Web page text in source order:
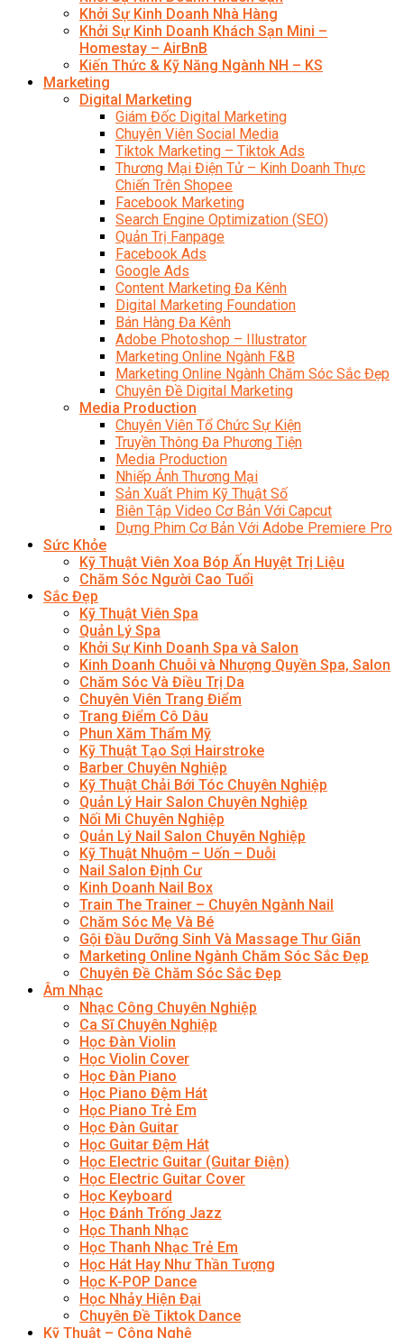
Khởi Sự Kinh Doanh Nhà Hàng
Khởi Sự Kinh Doanh Khách Sạn Mini –
Homestay – AirBnB
Kiến Thức & Kỹ Năng Ngành NH – KS
Marketing
Digital Marketing
Giám Đốc Digital Marketing
Chuyên Viên Social Media
Tiktok Marketing – Tiktok Ads
Thương Mại Điện Tử – Kinh Doanh Thực
Chiến Trên Shopee
Facebook Marketing
Search Engine Optimization (SEO)
Quản Trị Fanpage
Facebook Ads
Google Ads
Content Marketing Đa Kênh
Digital Marketing Foundation
Bán Hàng Đa Kênh
Adobe Photoshop – Illustrator
Marketing Online Ngành F&B
Marketing Online Ngành Chăm Sóc Sắc Đẹp
Chuyên Đề Digital Marketing
Media Production
Chuyên Viên Tổ Chức Sự Kiện
Truyền Thông Đa Phương Tiện
Media Production
Nhiếp Ảnh Thương Mại
Sản Xuất Phim Kỹ Thuật Số
Biên Tập Video Cơ Bản Với Capcut
Dựng Phim Cơ Bản Với Adobe Premiere Pro
Sức Khỏe
Kỹ Thuật Viên Xoa Bóp Ấn Huyệt Trị Liệu
Chăm Sóc Người Cao Tuổi
Sắc Đẹp
Kỹ Thuật Viên Spa
Quản Lý Spa
Khởi Sự Kinh Doanh Spa và Salon
Kinh Doanh Chuỗi và Nhượng Quyền Spa, Salon
Chăm Sóc Và Điều Trị Da
Chuyên Viên Trang Điểm
Trang Điểm Cô Dâu
Phun Xăm Thẩm Mỹ
Kỹ Thuật Tạo Sợi Hairstroke
Barber Chuyên Nghiệp
Kỹ Thuật Chải Bới Tóc Chuyên Nghiệp
Quản Lý Hair Salon Chuyên Nghiệp
Nối Mi Chuyên Nghiệp
Quản Lý Nail Salon Chuyên Nghiệp
Kỹ Thuật Nhuộm – Uốn – Duỗi
Nail Salon Định Cư
Kinh Doanh Nail Box
Train The Trainer – Chuyên Ngành Nail
Chăm Sóc Mẹ Và Bé
Gội Đầu Dưỡng Sinh Và Massage Thư Giãn
Marketing Online Ngành Chăm Sóc Sắc Đẹp
Chuyên Đề Chăm Sóc Sắc Đẹp
Âm Nhạc
Nhạc Công Chuyên Nghiệp
Ca Sĩ Chuyên Nghiệp
Học Đàn Violin
Học Violin Cover
Học Đàn Piano
Học Piano Đệm Hát
Học Piano Trẻ Em
Học Đàn Guitar
Học Guitar Đệm Hát
Học Electric Guitar (Guitar Điện)
Học Electric Guitar Cover
Học Keyboard
Học Đánh Trống Jazz
Học Thanh Nhạc
Học Thanh Nhạc Trẻ Em
Học Hát Hay Như Thần Tượng
Học K-POP Dance
Học Nhảy Hiện Đại
Chuyên Đề Tiktok Dance
Kỹ Thuật – Công Nghệ